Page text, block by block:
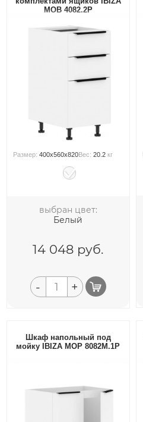
MOB 4082.2P
Размер:400x560x820Вес:20.2 кг
выбран цвет:
Белый
14 048 руб.
- +
Шкаф напольный под
мойку IBIZA MOP 8082M.1P